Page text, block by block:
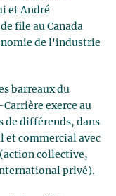
et André
file au Canada
de l'industrie
barreaux du
exerce au
de différends, dans
et commercial avec
collective,
privé).